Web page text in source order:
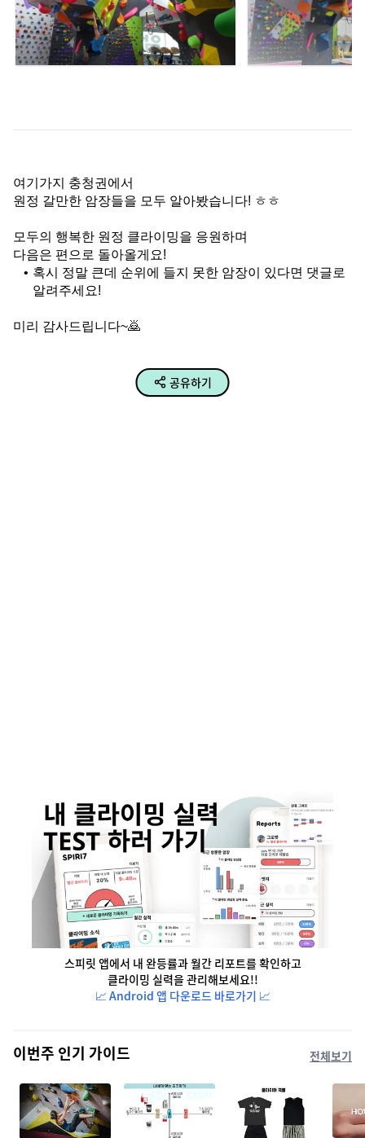
여기가지 충청권에서
원정 갈만한 암장들을 모두 알아봤습니다! ㅎㅎ
모두의 행복한 원정 클라이밍을 응원하며
다음은 편으로 돌아올게요!
혹시 정말 큰데 순위에 들지 못한 암장이 있다면 댓글로
알려주세요!
미리 감사드립니다~🙇
공유하기
스피릿 앱에서 내 완등률과 월간 리포트를 확인하고
클라이밍 실력을 관리해보세요!!
📈 Android 앱 다운로드 바로가기 📈
이번주 인기 가이드 전체보기